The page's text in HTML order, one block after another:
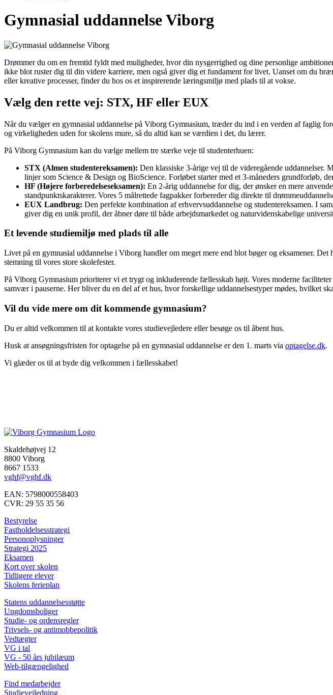
Gymnasial uddannelse Viborg
Drømmer du om en fremtid fyldt med muligheder, hvor din nysgerrighed og dine personlige
ikke blot ruster dig til din videre karriere, men også giver dig et fundament for livet. Uanset om du
eller kreative processer, finder du hos os et inspirerende læringsmiljø med plads til at vokse.
Vælg den rette vej: STX, HF eller EUX
Når du vælger en gymnasial uddannelse på Viborg Gymnasium, træder du ind i en verden af faglig
og virkeligheden uden for skolens mure, så du altid kan se værdien i det, du lærer.
På Viborg Gymnasium kan du vælge mellem tre stærke veje til studenterhuen:
STX (Almen studentereksamen): Den klassiske 3-årige vej til de videregående
linjer som Science & Design og BioScience. Forløbet starter med et 3-måneders grundforløb,
HF (Højere forberedelseseksamen): En 2-årig uddannelse for dig, der ønsker en mere
standpunktskarakterer. Vores 5 målrettede fagpakker forbereder dig direkte til
EUX Landbrug: Den perfekte kombination af erhvervsuddannelse og studentereksamen. I
giver dig en unik profil, der åbner døre til både arbejdsmarkedet og naturvidenskabelige
Et levende studiemiljø med plads til alle
Livet på en gymnasial uddannelse i Viborg handler om meget mere end blot bøger og eksamener.
stemning til vores store skolefester.
På Viborg Gymnasium prioriterer vi et trygt og inkluderende fællesskab højt. Vores moderne
samvær i pauserne. Her bliver du en del af et hus, hvor forskellige uddannelsestyper mødes, hvilket
Vil du vide mere om dit kommende gymnasium?
Du er altid velkommen til at kontakte vores studievejledere eller besøge os til åbent hus.
Husk at ansøgningsfristen for optagelse på en gymnasial uddannelse er den 1. marts via optagelse.dk.
Vi glæder os til at byde dig velkommen i fællesskabet!
Skaldehøjvej 12
8800 Viborg
8667 1533
vghf@vghf.dk
EAN: 5798000558403
CVR: 29 55 35 56
Bestyrelse
Fastholdelsesstrategi
Personoplysninger
Strategi 2025
Eksamen
Kort over skolen
Tidligere elever
Skolens ferieplan
Statens uddannelsesstøtte
Ungdomsboliger
Studie- og ordensregler
Trivsels- og antimobbepolitik
Vedtægter
VG i tal
VG - 50 års jubilæum
Web-tilgængelighed
Find medarbejder
Studievejledning